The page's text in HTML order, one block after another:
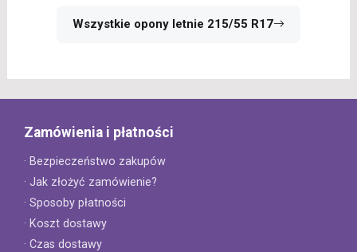
Wszystkie opony letnie 215/55 R17
Zamówienia i płatności
· Bezpieczeństwo zakupów
· Jak złożyć zamówienie?
· Sposoby płatności
· Koszt dostawy
· Czas dostawy